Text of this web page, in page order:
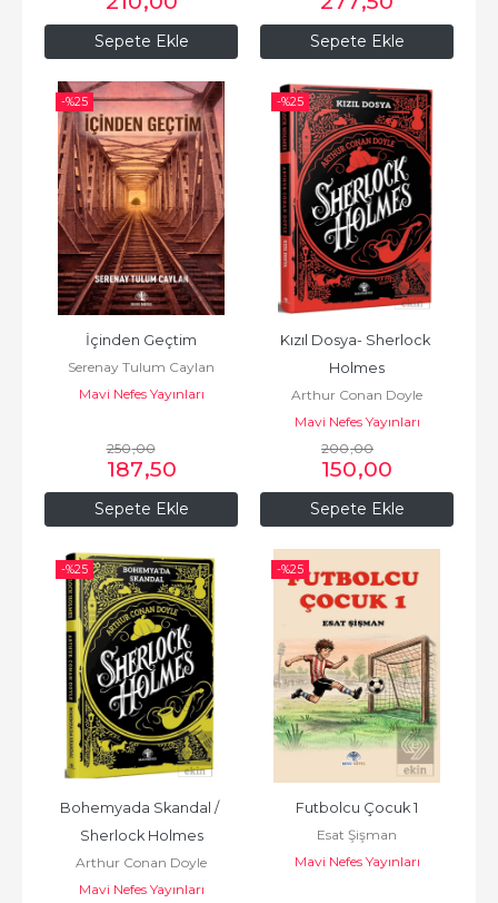
Sepete Ekle Sepete Ekle
-%25
Sepete Ekle
İçinden Geçtim
Serenay Tulum Caylan
Mavi Nefes Yayınları
250,00
187,50
-%25
Sepete Ekle
Kızıl Dosya- Sherlock
Holmes
Arthur Conan Doyle
Mavi Nefes Yayınları
200,00
150,00
-%25
Bohemyada Skandal /
Sherlock Holmes
Arthur Conan Doyle
Mavi Nefes Yayınları
-%25
Futbolcu Çocuk 1
Esat Şişman
Mavi Nefes Yayınları